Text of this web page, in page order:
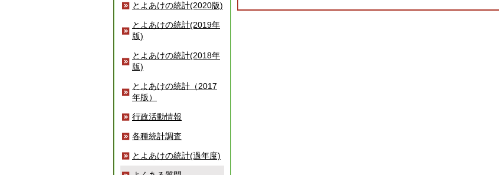
とよあけの統計(2020版)
とよあけの統計(2019年
版)
とよあけの統計(2018年
版)
とよあけの統計（2017
年版）
行政活動情報
各種統計調査
とよあけの統計(過年度)